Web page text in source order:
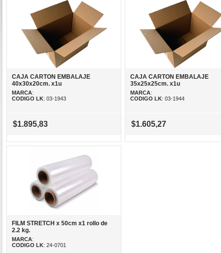
CAJA CARTON EMBALAJE
40x30x20cm. x1u
MARCA:
CODIGO LK: 03-1943
$1.895,83
CAJA CARTON EMBALAJE
35x25x25cm. x1u
MARCA:
CODIGO LK: 03-1944
$1.605,27
FILM STRETCH x 50cm x1 rollo de
2.2 kg.
MARCA:
CODIGO LK: 24-0701